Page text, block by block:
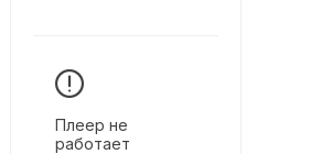
Плеер не
работает